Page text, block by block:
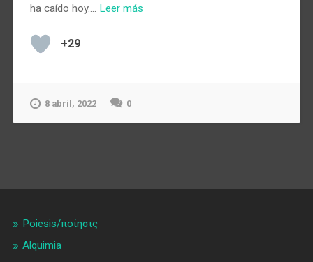
ha caído hoy.… Leer más
+29
8 abril, 2022 0
Poiesis/ποίησις
Alquimia